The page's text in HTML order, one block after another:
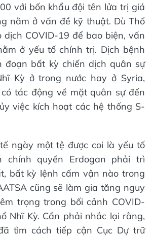
với bốn khẩu đội tên lửa trị giá
nằm ở vấn đề kỹ thuật. Dù Thổ
dịch COVID-19 để bao biện, vấn
ở yếu tố chính trị. Dịch bệnh
đoạn bất kỳ chiến dịch quân sự
Kỳ ở trong nước hay ở Syria,
tác động về mặt quân sự đến
việc kích hoạt các hệ thống S-
ngày một tệ được coi là yếu tố
chính quyền Erdogan phải trì
bất kỳ lệnh cấm vận nào trong
cũng sẽ làm gia tăng nguy
trọng trong bối cảnh COVID-
Nhĩ Kỳ. Cần phải nhắc lại rằng,
tìm cách tiếp cận Cục Dự trữ